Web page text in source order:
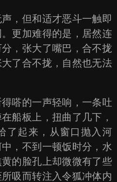
但和适才恶斗一触即
更加难得的是，居然连
，张大了嘴巴，合不拢
了合不拢，自然也无法
的一声轻响，一条吐
船板上，扭曲了几下，
了起来，从窗口抛入河
，不到一顿饭时分，水
的脸孔上却微微有了些
吸而转注入令狐冲体内